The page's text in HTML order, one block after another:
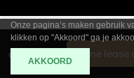
Contact Online lease
Onze pagina’s maken gebruik
klikken op "Akkoord" ga je
AKKOORD